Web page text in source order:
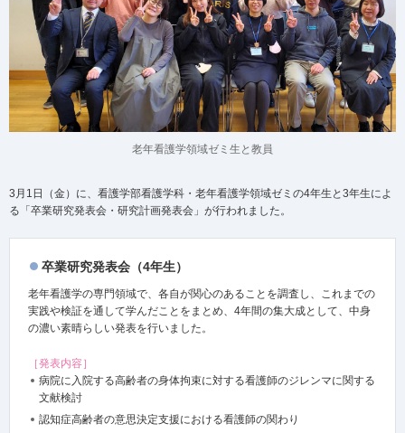
老年看護学領域ゼミ生と教員
3月1日（金）に、看護学部看護学科・老年看護学領域ゼミの4年生と3年生によ
る「卒業研究発表会・研究計画発表会」が行われました。
卒業研究発表会（4年生）
老年看護学の専門領域で、各自が関心のあることを調査し、これまでの
実践や検証を通して学んだことをまとめ、4年間の集大成として、中身
の濃い素晴らしい発表を行いました。
［発表内容］
病院に入院する高齢者の身体拘束に対する看護師のジレンマに関する
文献検討
認知症高齢者の意思決定支援における看護師の関わり